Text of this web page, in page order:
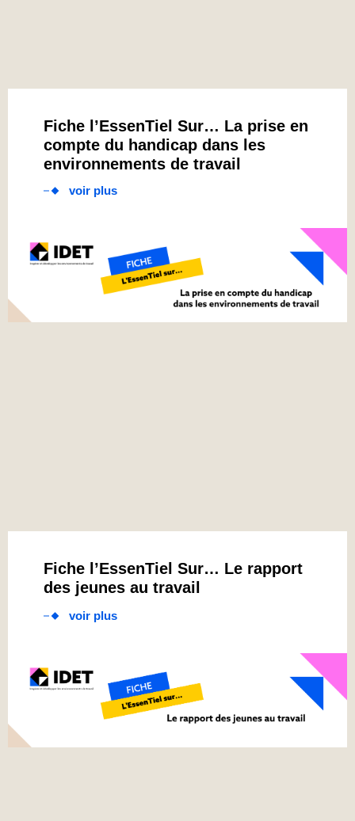
Fiche l’EssenTiel Sur… La prise en
compte du handicap dans les
environnements de travail
voir plus
Fiche l’EssenTiel Sur… Le rapport
des jeunes au travail
voir plus